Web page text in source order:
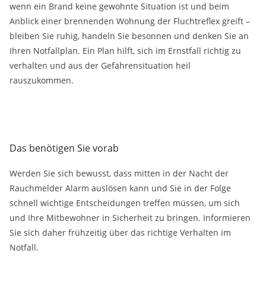
wenn ein Brand keine gewohnte Situation ist und beim
Anblick einer brennenden Wohnung der Fluchtreflex greift –
bleiben Sie ruhig, handeln Sie besonnen und denken Sie an
Ihren Notfallplan. Ein Plan hilft, sich im Ernstfall richtig zu
verhalten und aus der Gefahrensituation heil
rauszukommen.
Das benötigen Sie vorab
Werden Sie sich bewusst, dass mitten in der Nacht der
Rauchmelder Alarm auslösen kann und Sie in der Folge
schnell wichtige Entscheidungen treffen müssen, um sich
und Ihre Mitbewohner in Sicherheit zu bringen. Informieren
Sie sich daher frühzeitig über das richtige Verhalten im
Notfall.